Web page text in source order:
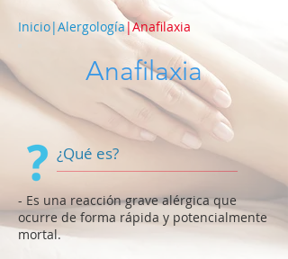
Inicio|Alergología|Anafilaxia
Anafilaxia
¿Qué es?
- Es una reacción grave alérgica que
ocurre de forma rápida y potencialmente
mortal.